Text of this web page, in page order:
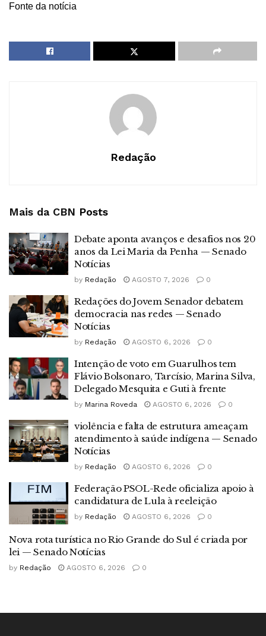
Fonte da notícia
Redação
Mais da CBN Posts
Debate aponta avanços e desafios nos 20
anos da Lei Maria da Penha — Senado
Notícias
by Redação AGOSTO 7, 2026 0
Redações do Jovem Senador debatem
democracia nas redes — Senado
Notícias
by Redação AGOSTO 6, 2026 0
Intenção de voto em Guarulhos tem
Flávio Bolsonaro, Tarcísio, Marina Silva,
Delegado Mesquita e Guti à frente
by Marina Roveda AGOSTO 6, 2026 0
violência e falta de estrutura ameaçam
atendimento à saúde indígena — Senado
Notícias
by Redação AGOSTO 6, 2026 0
Federação PSOL-Rede oficializa apoio à
candidatura de Lula à reeleição
by Redação AGOSTO 6, 2026 0
Nova rota turística no Rio Grande do Sul é criada por
lei — Senado Notícias
by Redação AGOSTO 6, 2026 0